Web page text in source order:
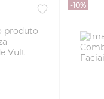
-10%